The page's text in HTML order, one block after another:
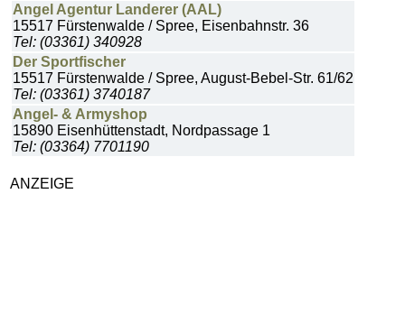
Angel Agentur Landerer (AAL)
15517 Fürstenwalde / Spree, Eisenbahnstr. 36
Tel: (03361) 340928
Der Sportfischer
15517 Fürstenwalde / Spree, August-Bebel-Str. 61/62
Tel: (03361) 3740187
Angel- & Armyshop
15890 Eisenhüttenstadt, Nordpassage 1
Tel: (03364) 7701190
ANZEIGE